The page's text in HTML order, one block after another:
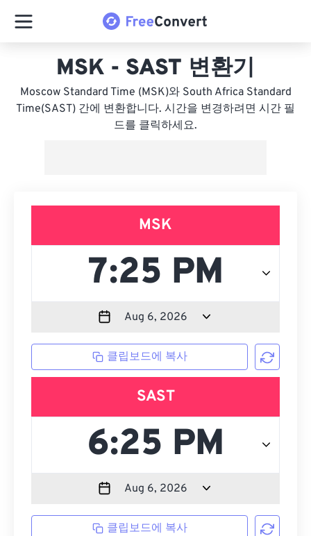
MSK - SAST 변환기
Moscow Standard Time (MSK)와 South Africa Standard
Time(SAST) 간에 변환합니다. 시간을 변경하려면 시간 필
드를 클릭하세요.
MSK
클립보드에 복사
SAST
클립보드에 복사